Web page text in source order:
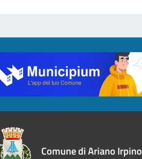
Comune di Ariano Irpino